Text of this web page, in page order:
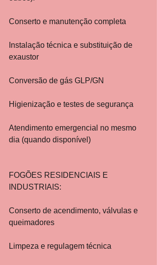
Conserto e manutenção completa
Instalação técnica e substituição de
exaustor
Conversão de gás GLP/GN
Higienização e testes de segurança
Atendimento emergencial no mesmo
dia (quando disponível)
FOGÕES RESIDENCIAIS E
INDUSTRIAIS:
Conserto de acendimento, válvulas e
queimadores
Limpeza e regulagem técnica